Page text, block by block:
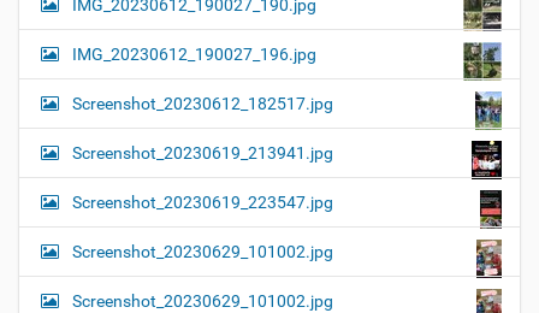
IMG_20230612_190027_190.jpg
IMG_20230612_190027_196.jpg
Screenshot_20230612_182517.jpg
Screenshot_20230619_213941.jpg
Screenshot_20230619_223547.jpg
Screenshot_20230629_101002.jpg
Screenshot_20230629_101002.jpg